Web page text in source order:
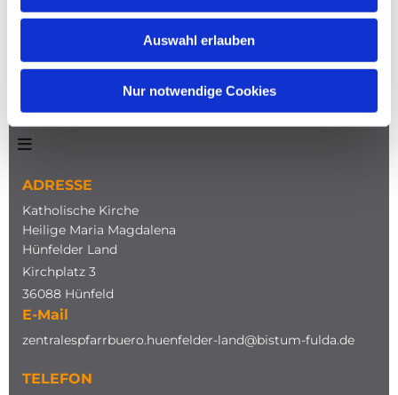
Auswahl erlauben
Nur notwendige Cookies
ADRESSE
Katholische Kirche
Heilige Maria Magdalena
Hünfelder Land
Kirchplatz 3
36088 Hünfeld
E-Mail
zentralespfarrbuero.huenfelder-land@bistum-fulda.de
TELEFON